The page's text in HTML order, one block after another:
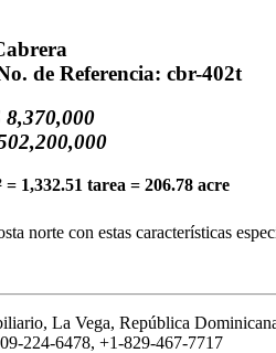
de Referencia: cbr-402t
8,370,000
1,332.51 tarea = 206.78 acre
norte con estas características
La Vega, República
224-6478, +1-829-467-7717